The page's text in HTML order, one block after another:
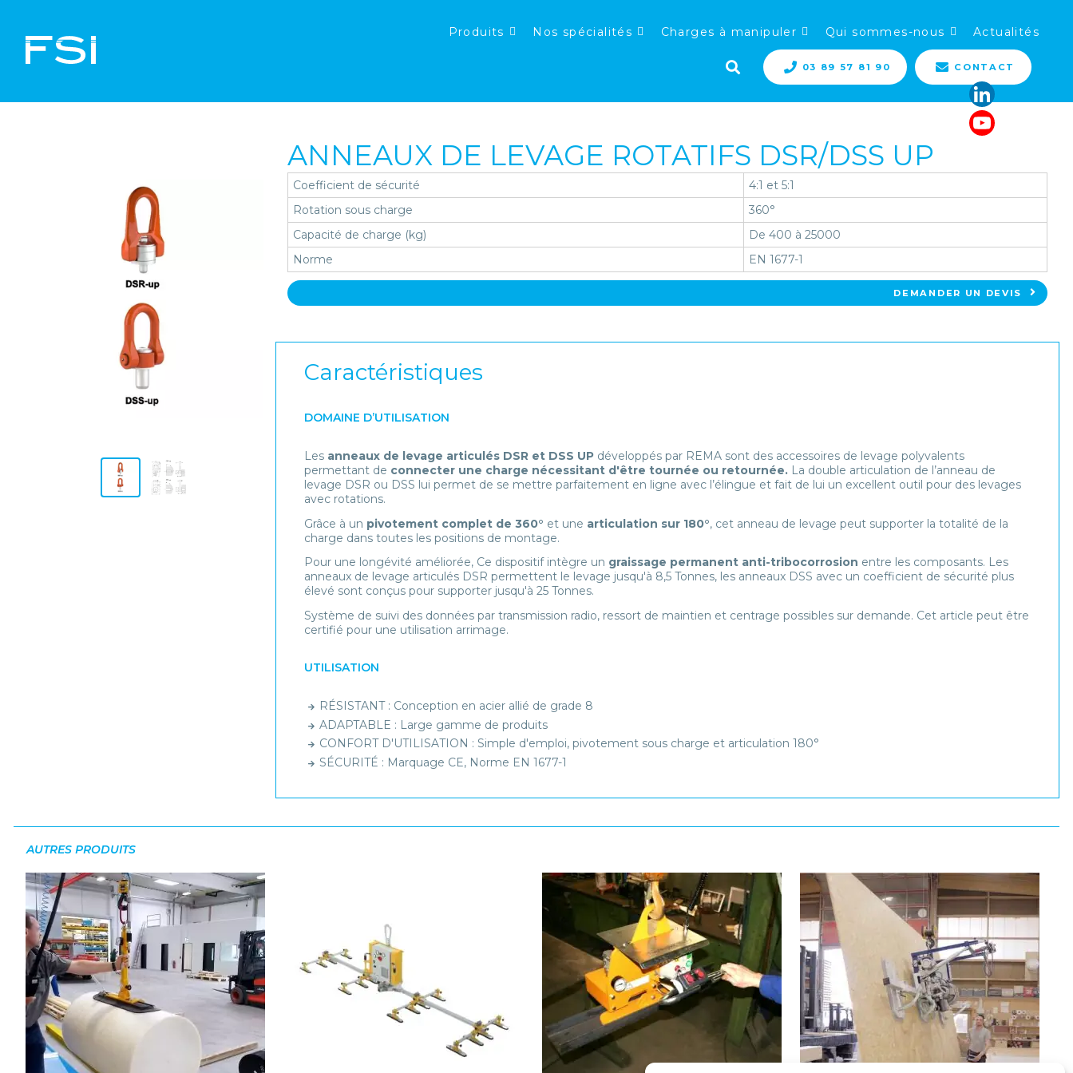
Produits Nos spécialités Charges à manipuler Qui sommes-nous Actualités
03 89 57 81 90 CONTACT
ANNEAUX DE LEVAGE ROTATIFS DSR/DSS UP
Coefficient de sécurité
4:1 et 5:1
Rotation sous charge
360°
Capacité de charge (kg)
De 400 à 25000
Norme
EN 1677-1
DEMANDER UN DEVIS
Caractéristiques
DOMAINE D’UTILISATION
Les anneaux de levage articulés DSR et DSS UPdéveloppés par REMA sont des accessoires de levage polyvalents
permettant de connecter une charge nécessitant d'être tournée ou retournée. La double articulation de l’anneau de
levage DSR ou DSS lui permet de se mettre parfaitement en ligne avec l’élingue et fait de lui un excellent outil pour des levages
avec rotations.
Grâce à un pivotement complet de 360° et une articulation sur 180°, cet anneau de levage peut supporter la totalité de la
charge dans toutes les positions de montage.
Pour une longévité améliorée, Ce dispositif intègre un graissage permanent anti-tribocorrosion entre les composants. Les
anneaux de levage articulés DSR permettent le levage jusqu'à 8,5 Tonnes, les anneaux DSS avec un coefficient de sécurité plus
élevé sont conçus pour supporter jusqu'à 25 Tonnes.
Système de suivi des données par transmission radio, ressort de maintien et centrage possibles sur demande. Cet article peut être
certifié pour une utilisation arrimage.
UTILISATION
RÉSISTANT : Conception en acier allié de grade 8
ADAPTABLE : Large gamme de produits
CONFORT D'UTILISATION : Simple d'emploi, pivotement sous charge et articulation 180°
SÉCURITÉ : Marquage CE, Norme EN 1677-1
AUTRES PRODUITS